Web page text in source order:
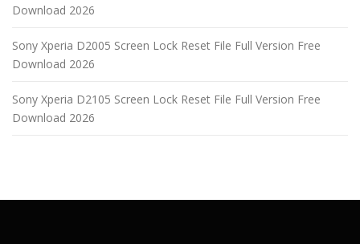
Download 2026
Sony Xperia D2005 Screen Lock Reset File Full Version Free
Download 2026
Sony Xperia D2105 Screen Lock Reset File Full Version Free
Download 2026